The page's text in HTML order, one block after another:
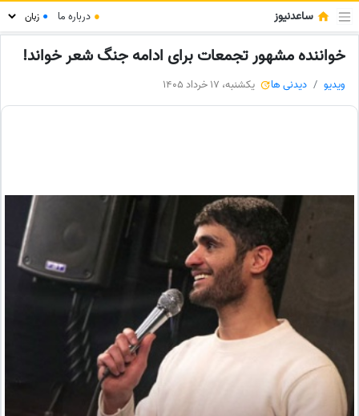
ساعدنیوز ● درباره ما ●
خواننده مشهور تجمعات برای ادامه جنگ شعر خواند!
ویدیو دیدنی ها یکشنبه، 17 خرداد 1405